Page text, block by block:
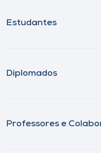
Estudantes
Diplomados
Professores e